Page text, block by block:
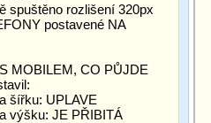
spuštěno rozlišení 320px
postavené NA
MOBILEM, CO PŮJDE
šířku: UPLAVE
výšku: JE PŘIBITÁ